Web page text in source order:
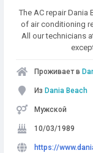
The AC repair
of air conditioning
All our technicians
Проживает в
Из Dania Beach
Мужской
10/03/1989
https://